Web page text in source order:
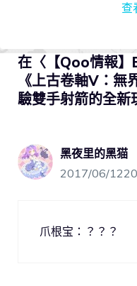
查
在〈【Qoo情報
《上古卷軸V：無
驗雙手射箭的全新
黑夜里的黑猫
2017/06/
爪根宝：？？？